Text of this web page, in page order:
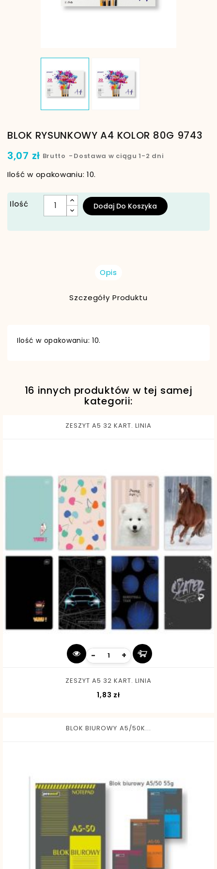
BLOK RYSUNKOWY A4 KOLOR 80G 9743
3,07 zł Brutto Dostawa w ciągu 1-2 dni
Ilość w opakowaniu: 10.
Ilość Dodaj Do Koszyka
Opis
Szczegóły Produktu
Ilość w opakowaniu: 10.
EAN13 5902557449743
16 innych produktów w tej samej
kategorii:
ZESZYT A5 32 KART. LINIA
- +
ZESZYT A5 32 KART. LINIA
1,83 zł
BLOK BIUROWY A5/50K...